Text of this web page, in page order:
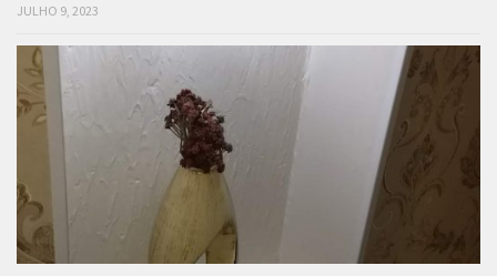
JULHO 9, 2023